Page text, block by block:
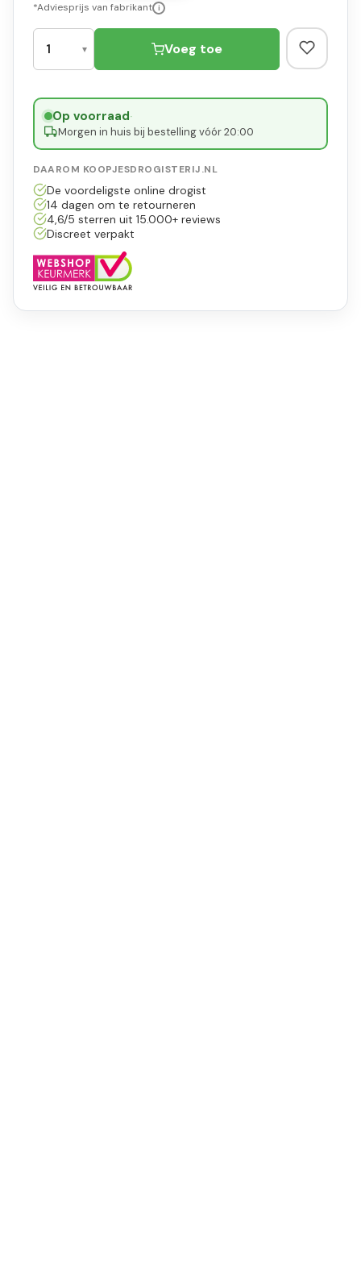
*Adviesprijs van fabrikant i
Voeg toe
Op voorraad·
Morgen in huis bij bestelling vóór 20:00
DAAROM KOOPJESDROGISTERIJ.NL
De voordeligste online drogist
14 dagen om te retourneren
4,6/5 sterren uit 15.000+ reviews
Discreet verpakt